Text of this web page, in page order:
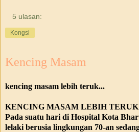
5 ulasan:
Kongsi
Kencing Masam
kencing masam lebih teruk...
KENCING MASAM LEBIH TERUK
Pada suatu hari di Hospital Kota
lelaki berusia lingkungan 70-an